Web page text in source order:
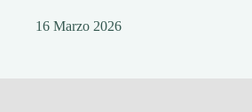
16 Marzo 2026